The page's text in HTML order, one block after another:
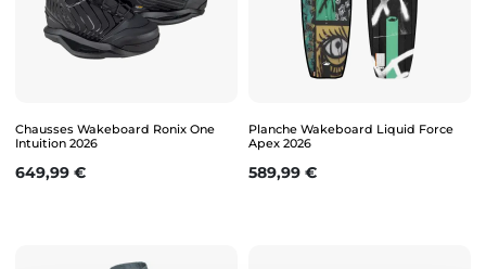
Chausses Wakeboard Ronix One
Intuition 2026
Prix
649,99 €
Planche Wakeboard Liquid Force
Apex 2026
Prix
589,99 €